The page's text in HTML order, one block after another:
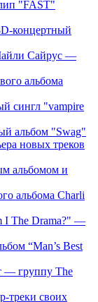
"FAST"
концертный
Сайрус —
альбома
сингл "vampire
альбом "Swag"
новых треков
альбомом и
альбома Charli
I The Drama?" —
“Man’s Best
— группу The
треки своих